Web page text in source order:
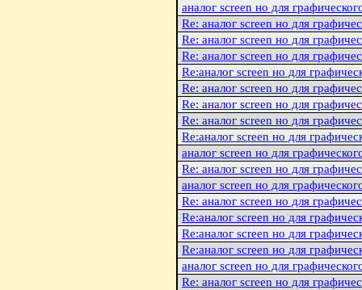
аналог screen но для
Re: аналог screen но для
Re: аналог screen но для
Re: аналог screen но для
Re:аналог screen но для
Re: аналог screen но для
Re: аналог screen но для
Re: аналог screen но для
Re:аналог screen но для
аналог screen но для
Re: аналог screen но для
аналог screen но для
Re: аналог screen но для
Re:аналог screen но для
Re:аналог screen но для
Re:аналог screen но для
аналог screen но для
Re: аналог screen но для